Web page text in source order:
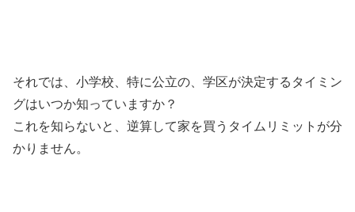
それでは、小学校、特に公立の、学区が決定するタイミン
グはいつか知っていますか？
これを知らないと、逆算して家を買うタイムリミットが分
かりません。